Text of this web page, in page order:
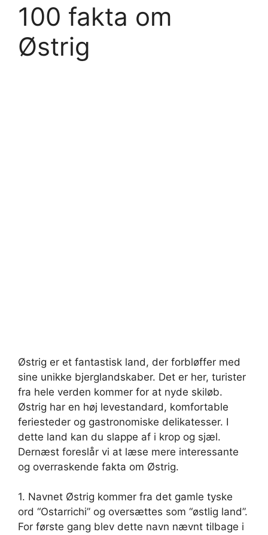
100 fakta om
Østrig
Østrig er et fantastisk land, der forbløffer med
sine unikke bjerglandskaber. Det er her, turister
fra hele verden kommer for at nyde skiløb.
Østrig har en høj levestandard, komfortable
feriesteder og gastronomiske delikatesser. I
dette land kan du slappe af i krop og sjæl.
Dernæst foreslår vi at læse mere interessante
og overraskende fakta om Østrig.
1. Navnet Østrig kommer fra det gamle tyske
ord “Ostarrichi” og oversættes som “østlig land”.
For første gang blev dette navn nævnt tilbage i